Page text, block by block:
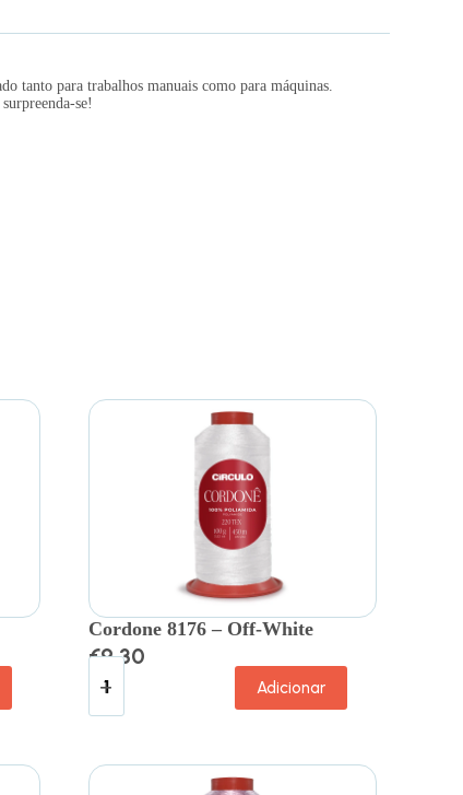
tanto para trabalhos manuais como para máquinas.
se!
Cordone 8176 – Off-White
€9.30
Adicionar